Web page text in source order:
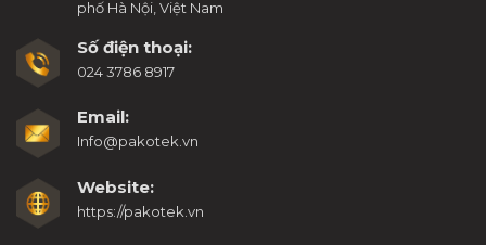
phố Hà Nội, Việt Nam
Số điện thoại:
024 3786 8917
Email:
Info@pakotek.vn
Website:
https://pakotek.vn